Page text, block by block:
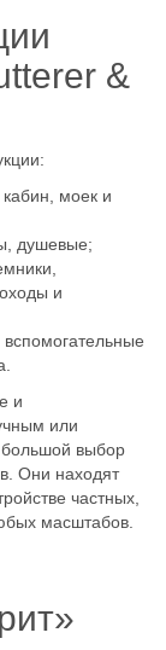
&
моек и
душевые;
и
и
или
большой выбор
Они находят
частных,
масштабов.